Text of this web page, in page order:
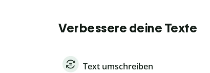
Verbessere deine Texte
Text umschreiben